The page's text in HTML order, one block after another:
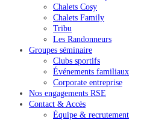
Chalets Cosy
Chalets Family
Tribu
Les Randonneurs
Groupes séminaire
Clubs sportifs
Événements familiaux
Corporate entreprise
Nos engagements RSE
Contact & Accès
Équipe & recrutement